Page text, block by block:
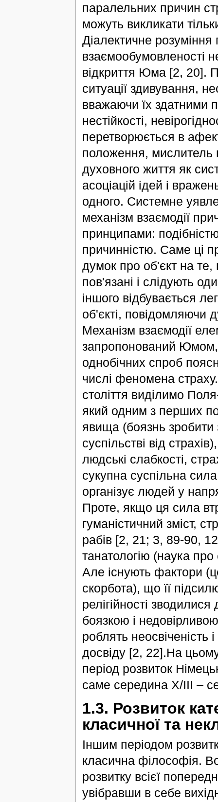
паралельних причин
можуть викликати
Діалектичне розуміння
взаємообумовленості
відкриття Юма [2, 20].
ситуації здивування,
вважаючи їх здатними
нестійкості,
перетворюється в
положення, мислитель
духовного життя як
асоціацій ідей і
одного. Системне
механізм взаємодії
принципами:
причинністю. Саме ці
думок про об'єкт на те,
пов'язані і слідують
іншого відбувається
об'єкті, повідомляючи
Механізм взаємодії
запропонований Юмом,
однобічних спроб
числі феномена
століття виділимо
який одним з перших
явища (боязнь зробити
суспільстві від
людські слабкості,
сукупна суспільна
організує людей у
Проте, якщо ця сила
гуманістичний зміст,
рабів [2, 21; 3, 89-90,
танатологію (наука
Але існують фактори
скорбота), що її
релігійності
боязкою і
роблять неосвіченість
досвіду [2, 22].На
період розвиток
саме середина Х/ІІІ –
1.3. Розвиток
класичної та
Іншим періодом
класична філософія.
розвитку всієї
увібравши в себе